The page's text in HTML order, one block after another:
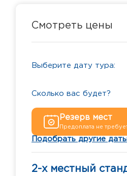
Смотреть цены
Выберите дату тура:
Сколько вас будет?
Резерв мест
Предоплата не
Подобрать другие
2-х местный